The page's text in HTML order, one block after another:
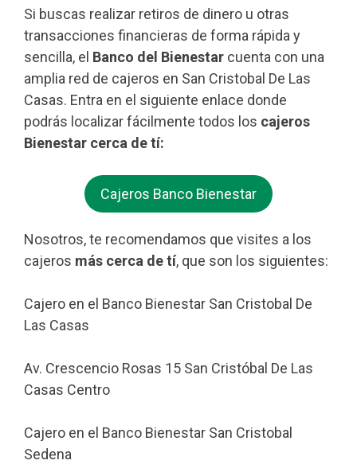
Si buscas realizar retiros de dinero u otras
transacciones financieras de forma rápida y
sencilla, el Banco del Bienestar cuenta con una
amplia red de cajeros en San Cristobal De Las
Casas. Entra en el siguiente enlace donde
podrás localizar fácilmente todos los cajeros
Bienestar cerca de tí:
Cajeros Banco Bienestar
Nosotros, te recomendamos que visites a los
cajeros más cerca de tí, que son los siguientes:
Cajero en el Banco Bienestar San Cristobal De
Las Casas
Av. Crescencio Rosas 15 San Cristóbal De Las
Casas Centro
Cajero en el Banco Bienestar San Cristobal
Sedena